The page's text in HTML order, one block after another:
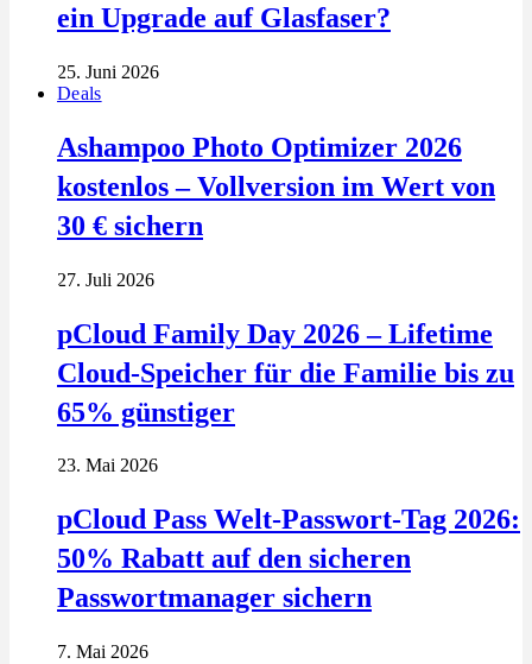
ein Upgrade auf Glasfaser?
25. Juni 2026
Deals
Ashampoo Photo Optimizer 2026
kostenlos – Vollversion im Wert von
30 € sichern
27. Juli 2026
pCloud Family Day 2026 – Lifetime
Cloud-Speicher für die Familie bis zu
65% günstiger
23. Mai 2026
pCloud Pass Welt-Passwort-Tag 2026:
50% Rabatt auf den sicheren
Passwortmanager sichern
7. Mai 2026